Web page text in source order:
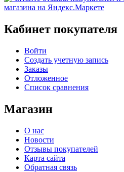
Кабинет покупателя
Войти
Создать учетную запись
Заказы
Отложенное
Список сравнения
Магазин
О нас
Новости
Отзывы покупателей
Карта сайта
Обратная связь